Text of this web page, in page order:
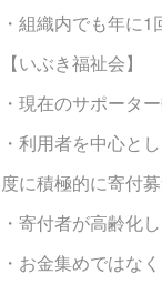
・組織内でも年に
【いぶき福祉会】
・現在のサポータ
・利用者を中心と
度に積極的に寄付
・寄付者が高齢化
・お金集めではな